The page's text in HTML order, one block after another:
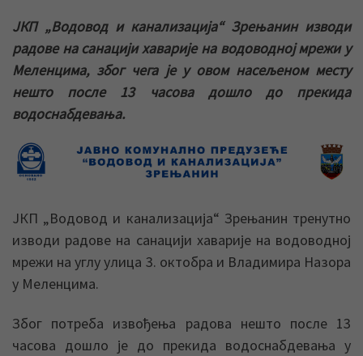
ЈКП „Водовод и канализација“ Зрењанин изводи
радове на санацији хаварије на водоводној мрежи у
Меленцима, због чега је у овом насељеном месту
нешто после 13 часова дошло до прекида
водоснабдевања.
ЈКП „Водовод и канализација“ Зрењанин тренутно
изводи радове на санацији хаварије на водоводној
мрежи на углу улица 3. октобра и Владимира Назора
у Меленцима.
Због потреба извођења радова нешто после 13
часова дошло је до прекида водоснабдевања у